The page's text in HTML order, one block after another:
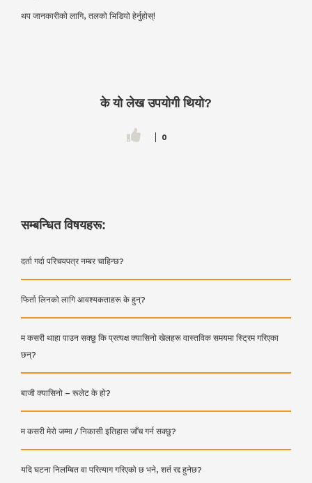
थप जानकारीको लागि, तलको भिडियो हेर्नुहोस्!
के यो लेख उपयोगी थियो?
0
सम्बन्धित विषयहरू:
दर्ता गर्दा परिचयपत्र नम्बर चाहिन्छ?
फिर्ता लिनको लागि आवश्यकताहरू के हुन्?
म कसरी थाहा पाउन सक्छु कि प्रत्यक्ष क्यासिनो खेलहरू वास्तविक समयमा स्ट्रिम गरिएका
छन्?
बाजी क्यासिनो – रूलेट के हो?
म कसरी मेरो जम्मा / निकासी इतिहास जाँच गर्न सक्छु?
यदि घटना निलम्बित वा परित्याग गरिएको छ भने, शर्त रद्द हुनेछ?